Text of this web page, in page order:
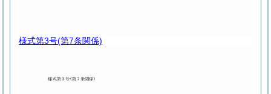
様式第3号(第7条関係)